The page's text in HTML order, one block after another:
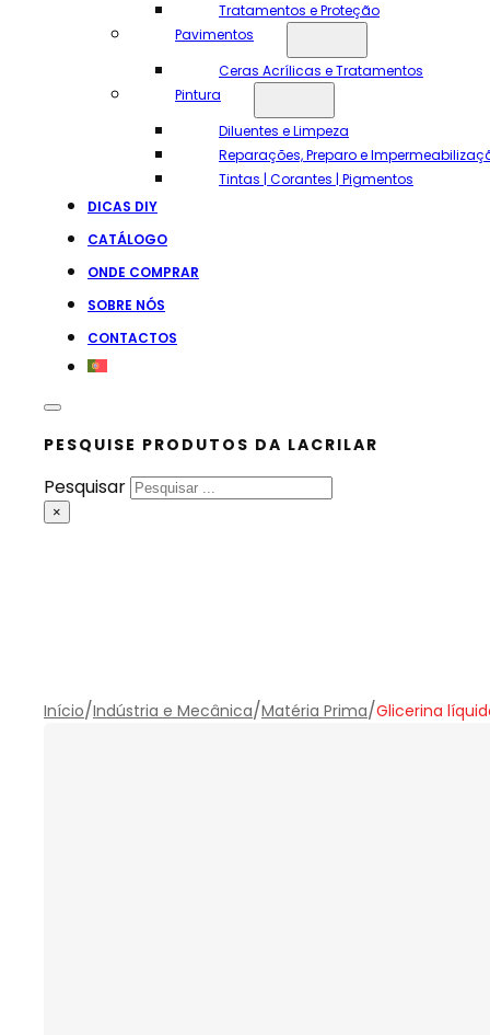
Tratamentos e Proteção
Pavimentos
Ceras Acrílicas e Tratamentos
Pintura
Diluentes e Limpeza
Reparações, Preparo e
Tintas | Corantes | Pigmentos
DICAS DIY
CATÁLOGO
ONDE COMPRAR
SOBRE NÓS
CONTACTOS
PESQUISE PRODUTOS DA LACRILAR
Pesquisar
×
Início/Indústria e Mecânica/Matéria Prima/Glicerina